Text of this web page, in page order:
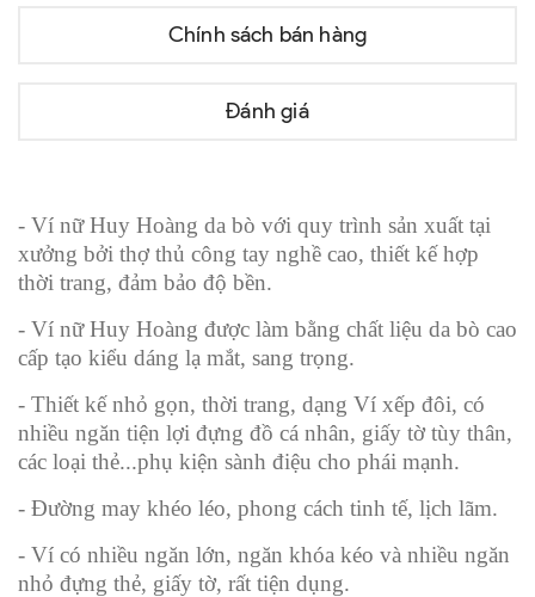
Chính sách bán hàng
Đánh giá
- Ví nữ Huy Hoàng da bò với quy trình sản xuất tại
xưởng bởi thợ thủ công tay nghề cao, thiết kế hợp
thời trang, đảm bảo độ bền.
- Ví nữ Huy Hoàng được làm bằng chất liệu da bò cao
cấp tạo kiểu dáng lạ mắt, sang trọng.
- Thiết kế nhỏ gọn, thời trang, dạng Ví xếp đôi, có
nhiều ngăn tiện lợi đựng đồ cá nhân, giấy tờ tùy thân,
các loại thẻ...phụ kiện sành điệu cho phái mạnh.
- Đường may khéo léo, phong cách tinh tế, lịch lãm.
- Ví có nhiều ngăn lớn, ngăn khóa kéo và nhiều ngăn
nhỏ đựng thẻ, giấy tờ, rất tiện dụng.